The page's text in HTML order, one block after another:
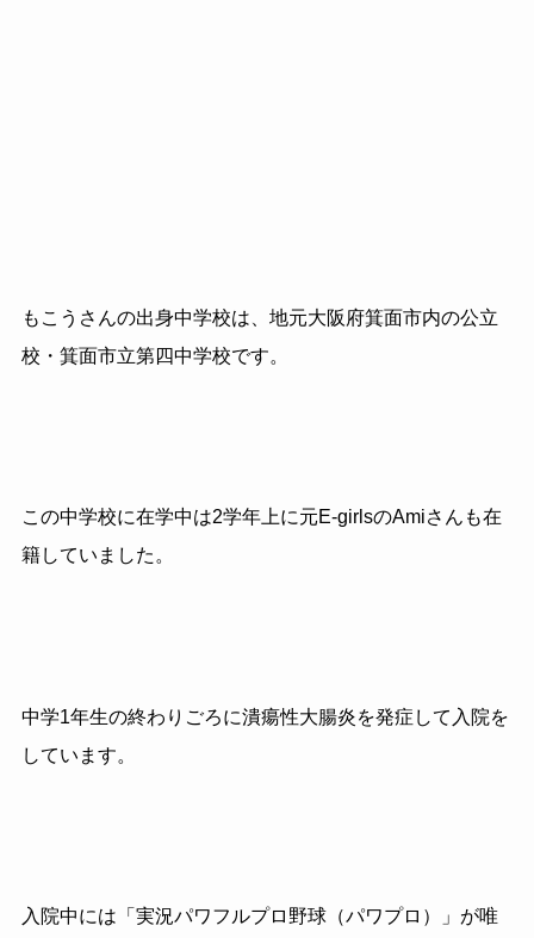
もこうさんの出身中学校は、地元大阪府箕面市内の公立
校・箕面市立第四中学校です。
この中学校に在学中は2学年上に元E-girlsのAmiさんも在
籍していました。
中学1年生の終わりごろに潰瘍性大腸炎を発症して入院を
しています。
入院中には「実況パワフルプロ野球（パワプロ）」が唯